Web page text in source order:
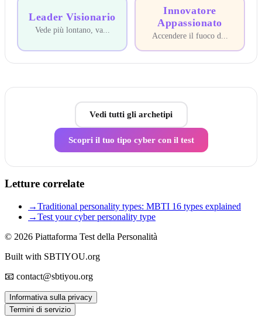
Leader Visionario
Vede più lontano, va...
Innovatore
Appassionato
Accendere il fuoco d...
Vedi tutti gli archetipi
Scopri il tuo tipo cyber con il test
Letture correlate
→Traditional personality types: MBTI 16 types explained
→Test your cyber personality type
© 2026 Piattaforma Test della Personalità
Built with SBTIYOU.org
📧 contact@sbtiyou.org
Informativa sulla privacy
Termini di servizio